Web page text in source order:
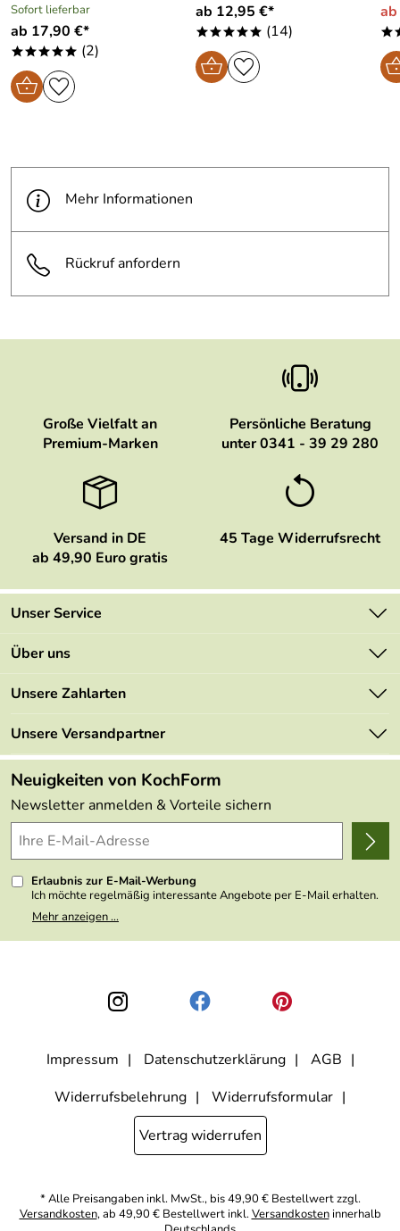
Sofort lieferbar
ab 17,90 €*
***** (2)
ab 12,95 €*
***** (14)
Mehr Informationen
Rückruf anfordern
Große Vielfalt an
Premium-Marken
Persönliche Beratung
unter 0341 - 39 29 280
Versand in DE
ab 49,90 Euro gratis
45 Tage Widerrufsrecht
Unser Service
Kontakt
Mehrwertsteuerfrei
Retourenportal
FAQs
Lieferbedingungen
Delivery Terms
Kundenlogin
Über uns
Marken
Angebote
Made in Germany
Themen
Wir über uns
Presse
Unsere Zahlarten
Unsere Versandpartner
Neuigkeiten von KochForm
Newsletter anmelden & Vorteile sichern
Erlaubnis zur E-Mail-Werbung
Ich möchte regelmäßig interessante Angebote per E-Mail erhalten.
Meine E-Mail-Adresse wird nicht an andere Unternehmen
weitergegeben. Zu statistischen Zwecken wird in anonymer Form
den Link "Abmelden" am Ende des Newsletters anklicke oder die
Option Newsletter im Mitgliederbereich deaktiviere. Die
Datenschutzerklärung
habe ich zur Kenntnis genommen.
Mehr anzeigen ...
Impressum Datenschutzerklärung
AGB
Widerrufsbelehrung
Widerrufsformular
Vertrag widerrufen
* Alle Preisangaben inkl. MwSt., bis 49,90 € Bestellwert zzgl.
Versandkosten, ab 49,90 € Bestellwert inkl.Versandkosteninnerhalb